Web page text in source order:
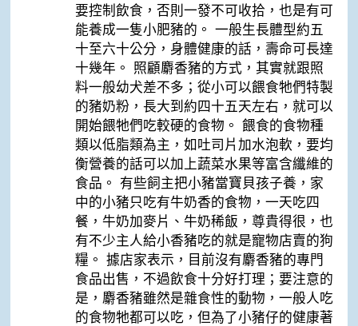
要控制飲食，否則一發不可收拾，也是有可
能養成一隻小肥豬的。 一般生長體型約五
十至六十公分，身體健康的話，壽命可長達
十幾年。 照顧麝香豬的方式，其實就跟照
料一般幼犬差不多；從小可以餵食牠們特製
的豬奶粉，長大到約四十五天左右，就可以
開始餵牠們吃較硬的食物。 餵食的食物種
類以低脂類為主，如吐司片加水泡軟，要均
衡營養的話可以加上蔬菜水果等富含纖維的
食品。 有些飼主把小豬當寶貝孩子養，家
中的小豬只吃有牛奶香的食物，一天吃四
餐，牛奶加麥片、牛奶稀飯，尊貴得很，也
有不少主人給小香豬吃的就是寵物店賣的狗
糧。 據店家表示，目前沒有麝香豬的專門
食品出售，不過飲食十分好打理；要注意的
是，麝香豬雖然是雜食性的動物，一般人吃
的食物牠都可以吃，但為了小豬仔的健康著